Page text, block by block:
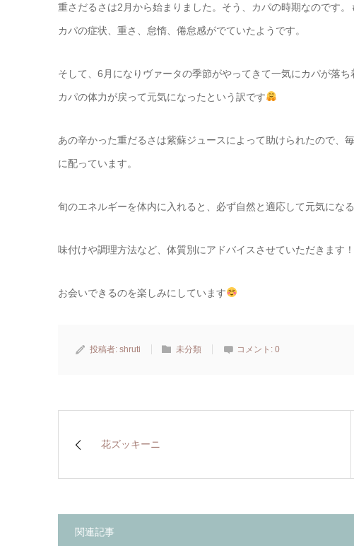
重さだるさは2月から始まりました。そう、カパの時期なのです
カパの症状、重さ、怠惰、倦怠感がでていたようです。
そして、6月になりヴァータの季節がやってきて一気にカパが落
カパの体力が戻って元気になったという訳です
あの辛かった重だるさは紫蘇ジュースによって助けられたので、
に配っています。
旬のエネルギーを体内に入れると、必ず自然と適応して元気にな
味付けや調理方法など、体質別にアドバイスさせていただきます！
お会いできるのを楽しみにしています
投稿者: shruti 未分類 コメント: 0
花ズッキーニ
関連記事